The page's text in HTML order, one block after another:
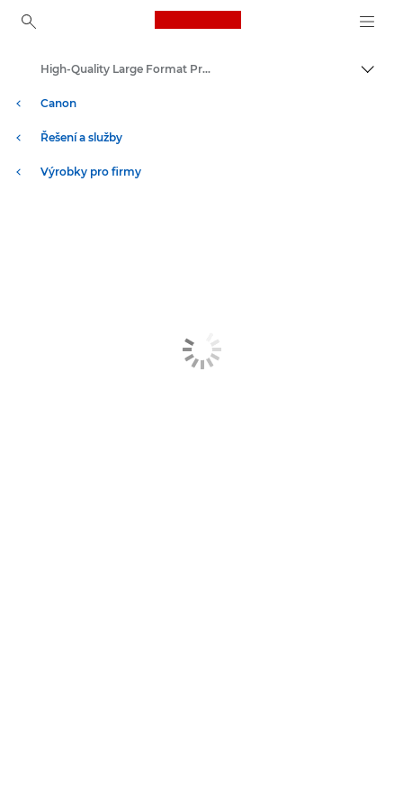
Canon Logo, back to
Canon
Řešení a služby
Výrobky pro firmy
High-Quality Large Format Printers for CAD/GIS and Stunning Graphics